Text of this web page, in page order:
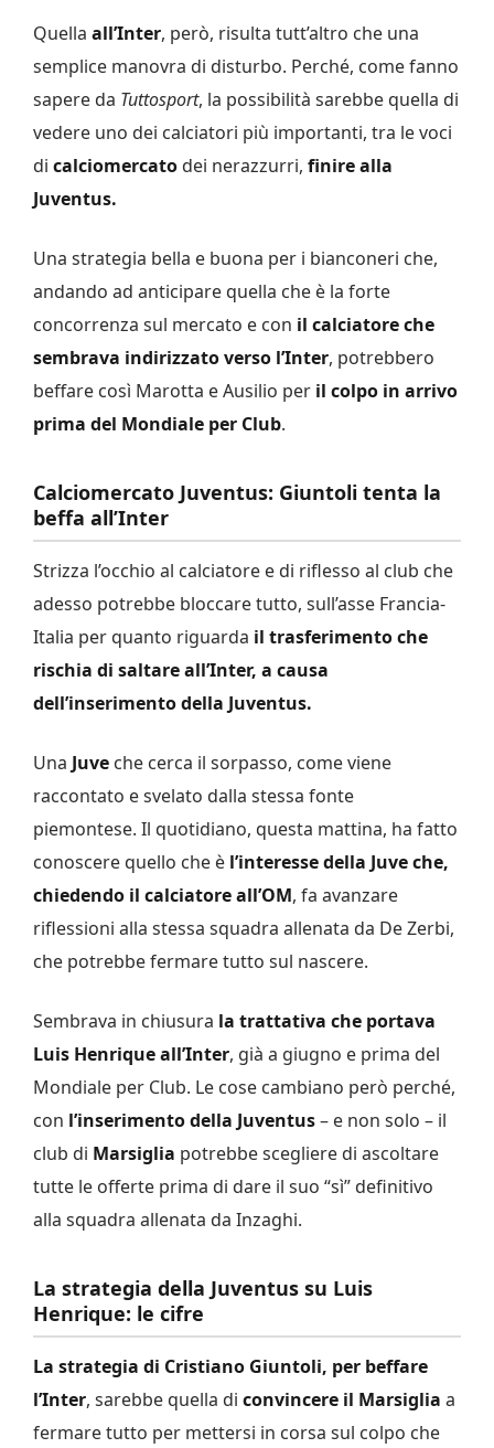
Quella all’Inter, però, risulta tutt’altro che una
semplice manovra di disturbo. Perché, come fanno
sapere da Tuttosport, la possibilità sarebbe quella di
vedere uno dei calciatori più importanti, tra le voci
di calciomercato dei nerazzurri, finire alla
Juventus.
Una strategia bella e buona per i bianconeri che,
andando ad anticipare quella che è la forte
concorrenza sul mercato e con il calciatore che
sembrava indirizzato verso l’Inter, potrebbero
beffare così Marotta e Ausilio per il colpo in arrivo
prima del Mondiale per Club.
Calciomercato Juventus: Giuntoli tenta la
beffa all’Inter
Strizza l’occhio al calciatore e di riflesso al club che
adesso potrebbe bloccare tutto, sull’asse Francia-
Italia per quanto riguarda il trasferimento che
rischia di saltare all’Inter, a causa
dell’inserimento della Juventus.
Una Juve che cerca il sorpasso, come viene
raccontato e svelato dalla stessa fonte
piemontese. Il quotidiano, questa mattina, ha fatto
conoscere quello che è l’interesse della Juve che,
chiedendo il calciatore all’OM, fa avanzare
riflessioni alla stessa squadra allenata da De Zerbi,
che potrebbe fermare tutto sul nascere.
Sembrava in chiusura la trattativa che portava
Luis Henrique all’Inter, già a giugno e prima del
Mondiale per Club. Le cose cambiano però perché,
con l’inserimento della Juventus– e non solo – il
club di Marsiglia potrebbe scegliere di ascoltare
tutte le offerte prima di dare il suo “sì” definitivo
alla squadra allenata da Inzaghi.
La strategia della Juventus su Luis
Henrique: le cifre
La strategia di Cristiano Giuntoli, per beffare
l’Inter, sarebbe quella di convincere il Marsiglia a
fermare tutto per mettersi in corsa sul colpo che